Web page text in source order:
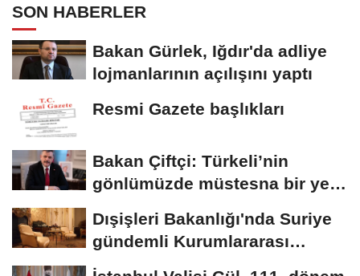
SON HABERLER
Bakan Gürlek, Iğdır'da adliye
lojmanlarının açılışını yaptı
Resmi Gazete başlıkları
Bakan Çiftçi: Türkeli’nin
gönlümüzde müstesna bir yeri
Dışişleri Bakanlığı'nda Suriye
gündemli Kurumlararası
Eşgüdüm...